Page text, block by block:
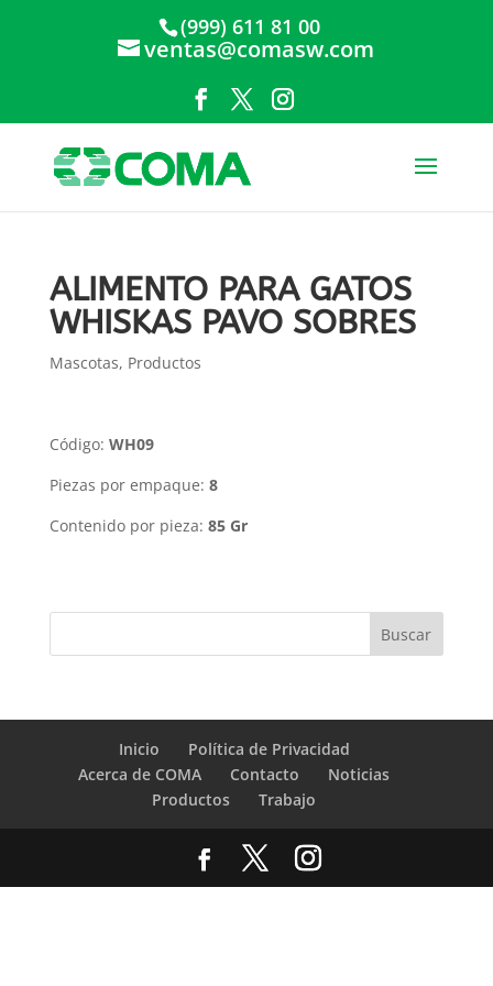
(999) 611 81 00
ventas@comasw.com
ALIMENTO PARA GATOS
WHISKAS PAVO SOBRES
Mascotas, Productos
Código: WH09
Piezas por empaque: 8
Contenido por pieza: 85 Gr
Inicio
Política de Privacidad
Acerca de COMA
Contacto
Noticias
Productos
Trabajo